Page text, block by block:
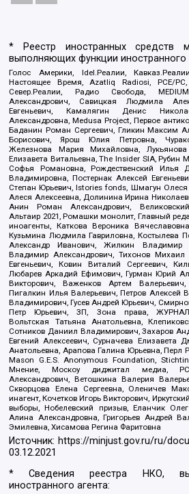
* Реестр иностранных средств
выполняющих функции иностранного
Голос Америки, Idel.Реалии,
Настоящее Время, Azatliq Radiosi, PCE/PC,
Север.Реалии, Радио Свобода,
Александрович, Савицкая Людмила
Евгеньевич, Камалягин Денис
Александровна, Medusa Project, Первое
Баданин Роман Сергеевич, Гликин Максим
Борисович, Ярош Юлия Петровна,
Железнова Мария Михайловна,
Елизавета Витальевна, The Insider SIA, Рубин
Софья Романовна, Рождественский Илья
Владимировна, Постернак Алексей
Степан Юрьевич, Istories fonds, Шмагун
Алеся Алексеевна, Долинина Ирина
Анин Роман Александрович,
Альтаир 2021, Ромашки монолит, Главный
иноагенты, Каткова Вероника
Кузьмина Людмила Гавриловна, Костылева
Александр Иванович, Жилкин Владимир
Владимир Александрович, Тихонов Михаил
Евгеньевич, Ковин Виталий Сергеевич,
Любарев Аркадий Ефимович, Гурман Юрий
Викторович, Важенков Артем
Пигалкин Илья Валерьевич, Петров Алексей
Владимирович, Гусев Андрей Юрьевич,
Петр Юрьевич, ЗП, Зона права,
Вольтская Татьяна Анатольевна,
Сотников Даниил Владимирович, Захаров
Евгений Алексеевич, Сурначева Елизавета
Анатольевна, Арапова Галина Юрьевна,
Mason G.E.S. Anonymous Foundation,
Мнение, Москоу диджитал медиа,
Александрович, Ветошкина Валерия
Скворцова Елена Сергеевна, Оленичев
инагент, Кочетков Игорь Викторович,
выборы, Нобелевский призыв, Еланчик Олег
Алина Александровна, Григорьев Андрей
Эмилевна, Хисамова Регина Фаритовна
Источник: https://minjust.gov.ru/ru/
03.12.2021
* Сведения реестра НКО,
иностранного агента: